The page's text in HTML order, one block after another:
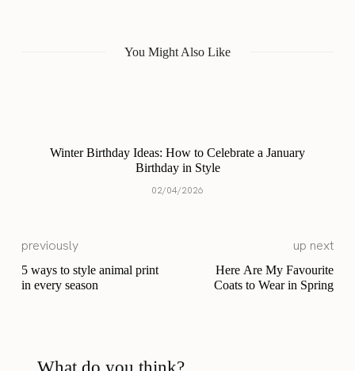
You Might Also Like
Winter Birthday Ideas: How to Celebrate a January
Birthday in Style
02/04/2026
previously
5 ways to style animal print
in every season
up next
Here Are My Favourite
Coats to Wear in Spring